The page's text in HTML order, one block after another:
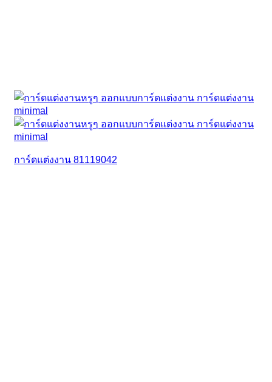
การ์ดแต่งงาน 81119042